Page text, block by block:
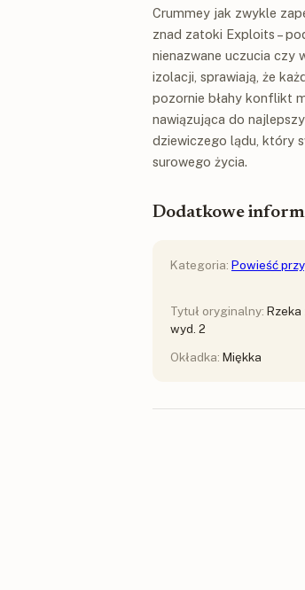
Crummey jak zwykle
znad zatoki Exploits –
nienazwane uczucia czy
izolacji, sprawiają, że
pozornie błahy konflikt
nawiązująca do
dziewiczego lądu, który
surowego życia.
Dodatkowe
Kategoria: Powieść
Tytuł oryginalny: Rzeka
wyd. 2
Okładka: Miękka